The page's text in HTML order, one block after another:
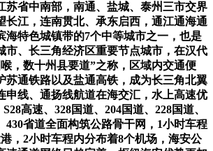
省中南部，南通、盐城、泰州三市交界
长江，连南贯北、承东启西，通江通海通
海特色城镇带的7个中等城市之一，也是
市、长三角经济区重要节点城市，在汉代
，数十州县要道”之称，区域内交通便
苏通铁路以及盐通高铁，成为长三角北翼
申线、通扬线航道在海交汇，水上高速优
高速、328国道、204国道、228国道、
430省道全面构筑公路骨干网，1小时车程
，2小时车程内分布着8个机场，海安公